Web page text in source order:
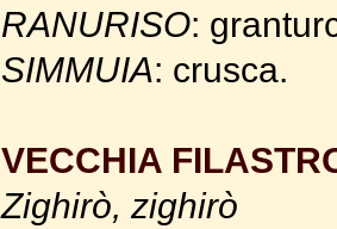
RANURISO:
SIMMUIA: crusca.
VECCHIA
Zighirò, zighirò